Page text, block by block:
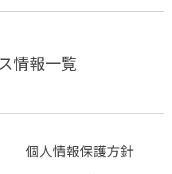
情報一覧
個人情報保護方針